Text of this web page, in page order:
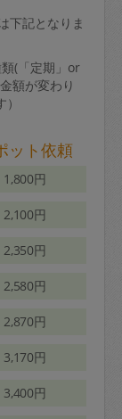
下記となりま
(「定期」or
額が変わり
ット依頼
1,800円
2,100円
2,350円
2,580円
2,870円
3,170円
3,400円